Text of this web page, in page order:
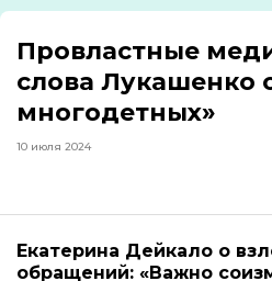
Провластные
слова Лукашенко
многодетных»
10 июля 2024
Екатерина Дейкало о
обращений: «Важно